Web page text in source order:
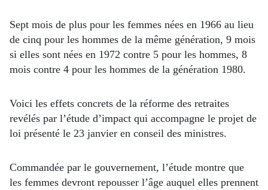
Sept mois de plus pour les femmes nées en 1966 au lieu
de cinq pour les hommes de la même génération, 9 mois
si elles sont nées en 1972 contre 5 pour les hommes, 8
mois contre 4 pour les hommes de la génération 1980.
Voici les effets concrets de la réforme des retraites
revélés par l’étude d’impact qui accompagne le projet de
loi présenté le 23 janvier en conseil des ministres.
Commandée par le gouvernement, l’étude montre que
les femmes devront repousser l’âge auquel elles prennent